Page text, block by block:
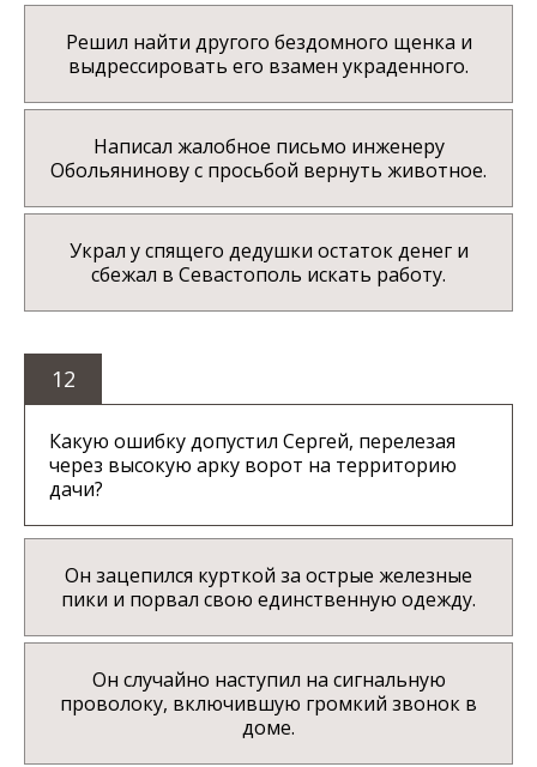
Решил найти другого бездомного щенка и
выдрессировать его взамен украденного.
Написал жалобное письмо инженеру
Обольянинову с просьбой вернуть животное.
Украл у спящего дедушки остаток денег и
сбежал в Севастополь искать работу.
12
Какую ошибку допустил Сергей, перелезая
через высокую арку ворот на территорию
дачи?
Он зацепился курткой за острые железные
пики и порвал свою единственную одежду.
Он случайно наступил на сигнальную
проволоку, включившую громкий звонок в
доме.